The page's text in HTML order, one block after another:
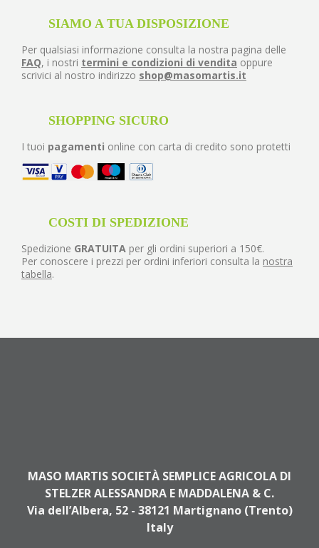
SIAMO A TUA DISPOSIZIONE
Per qualsiasi informazione consulta la nostra pagina delle
FAQ, i nostri termini e condizioni di vendita oppure
scrivici al nostro indirizzo shop@masomartis.it
SHOPPING SICURO
I tuoi pagamenti online con carta di credito sono protetti
COSTI DI SPEDIZIONE
Spedizione GRATUITA per gli ordini superiori a 150€.
Per conoscere i prezzi per ordini inferiori consulta la nostra
tabella.
MASO MARTIS SOCIETÀ SEMPLICE AGRICOLA DI
STELZER ALESSANDRA E MADDALENA & C.
Via dell’Albera, 52 - 38121 Martignano (Trento)
Italy